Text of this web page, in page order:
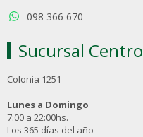
098 366 670
Sucursal Centro
Colonia 1251
Lunes a Domingo
7:00 a 22:00hs.
Los 365 días del año